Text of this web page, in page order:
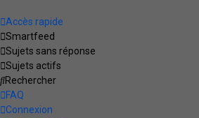
Accès rapide
Smartfeed
Sujets sans réponse
Sujets actifs
Rechercher
FAQ
Connexion